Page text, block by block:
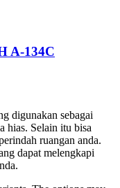
A-134C
digunakan sebagai
hias. Selain itu bisa
ruangan anda.
dapat melengkapi